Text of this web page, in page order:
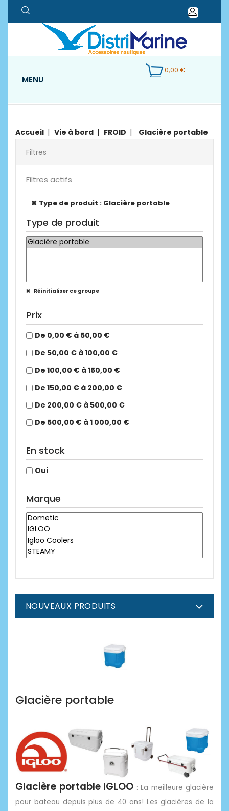
0,00 €
MENU
Accueil Vie à bord FROID
Glacière portable
Filtres
Filtres actifs
Type de produit : Glacière portable
Type de produit
Réinitialiser ce groupe
Prix
De 0,00 € à 50,00 €
De 50,00 € à 100,00 €
De 100,00 € à 150,00 €
De 150,00 € à 200,00 €
De 200,00 € à 500,00 €
De 500,00 € à 1 000,00 €
En stock
Oui
Marque
NOUVEAUX PRODUITS
Glacière portable
Glacière portable IGLOO : La meilleure glacière
pour bateau depuis plus de 40 ans! Les glacières de la